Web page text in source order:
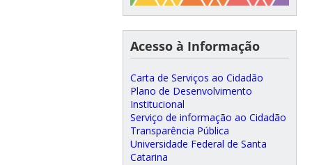
Acesso à Informação
Carta de Serviços ao Cidadão
Plano de Desenvolvimento
Institucional
Serviço de informação ao Cidadão
Transparência Pública
Universidade Federal de Santa
Catarina